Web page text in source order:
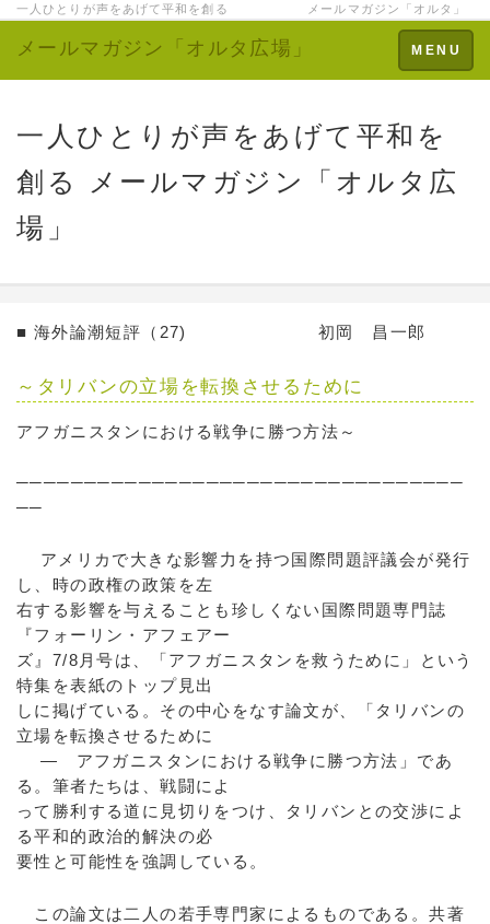
一人ひとりが声をあげて平和を創る メールマガジン「オルタ」
Toggle
navigation
MENU
メールマガジン「オルタ広場」
一人ひとりが声をあげて平和を
創る メールマガジン「オルタ広
場」
■ 海外論潮短評（27) 初岡 昌一郎
～タリバンの立場を転換させるために
アフガニスタンにおける戦争に勝つ方法～
─────────────────────────────────
──
アメリカで大きな影響力を持つ国際問題評議会が発行
し、時の政権の政策を左
右する影響を与えることも珍しくない国際問題専門誌
『フォーリン・アフェアー
ズ』7/8月号は、「アフガニスタンを救うために」という
特集を表紙のトップ見出
しに掲げている。その中心をなす論文が、「タリバンの
立場を転換させるために
― アフガニスタンにおける戦争に勝つ方法」であ
る。筆者たちは、戦闘によ
って勝利する道に見切りをつけ、タリバンとの交渉によ
る平和的政治的解決の必
要性と可能性を強調している。
この論文は二人の若手専門家によるものである。共著